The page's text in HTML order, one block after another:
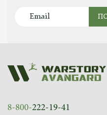
8-800-222-19-41